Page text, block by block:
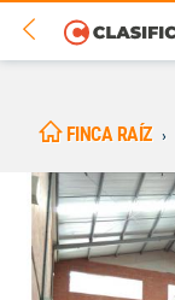
FINCA RAÍZ